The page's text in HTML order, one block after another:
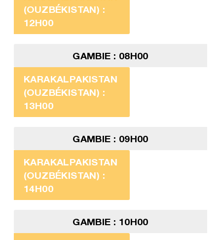
(OUZBÉKISTAN) :
12H00
GAMBIE : 08H00
KARAKALPAKISTAN
(OUZBÉKISTAN) :
13H00
GAMBIE : 09H00
KARAKALPAKISTAN
(OUZBÉKISTAN) :
14H00
GAMBIE : 10H00